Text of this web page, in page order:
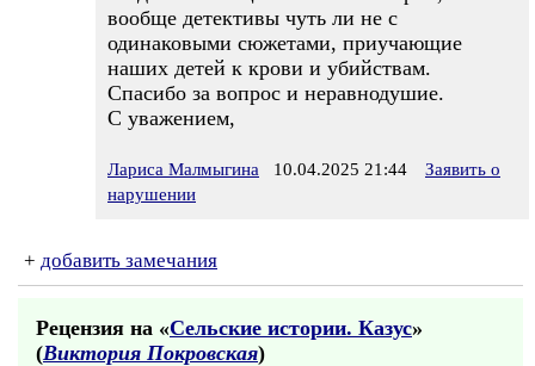
вообще детективы чуть ли не с
одинаковыми сюжетами, приучающие
наших детей к крови и убийствам.
Спасибо за вопрос и неравнодушие.
С уважением,
Лариса Малмыгина 10.04.2025 21:44
Заявить о
нарушении
+ добавить замечания
Рецензия на «Сельские истории. Казус»
(Виктория Покровская)